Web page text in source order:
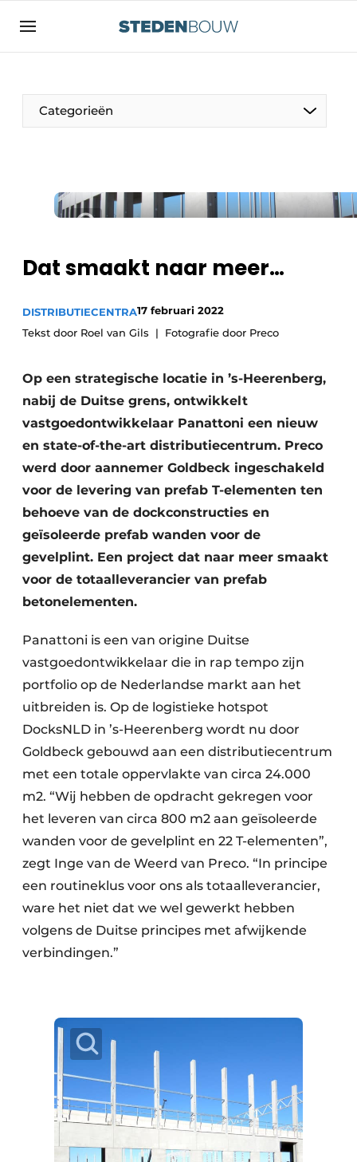
Aanmelden
asset
authlogoff logon
Direct contact
Home
Meest gelezen
Podcasts
Privacy / Cookie statement
storymetadata
Vacatures
Video’s
Categorieën
Woning- en utiliteitsbouw
Distributiecentra
Gevels, Daken & Daktuinen
Glas
Modulair bouwen
Dat smaakt naar meer…
DISTRIBUTIECENTRA17 februari 2022
Tekst door Roel van Gils
Fotografie door Preco
Op een strategische locatie in ’s-Heerenberg,
nabij de Duitse grens, ontwikkelt
vastgoedontwikkelaar Panattoni een nieuw
en state-of-the-art distributiecentrum. Preco
werd door aannemer Goldbeck ingeschakeld
voor de levering van prefab T-elementen ten
behoeve van de dockconstructies en
geïsoleerde prefab wanden voor de
gevelplint. Een project dat naar meer smaakt
voor de totaalleverancier van prefab
betonelementen.
Panattoni is een van origine Duitse
vastgoedontwikkelaar die in rap tempo zijn
portfolio op de Nederlandse markt aan het
uitbreiden is. Op de logistieke hotspot
DocksNLD in ’s-Heerenberg wordt nu door
Goldbeck gebouwd aan een distributiecentrum
met een totale oppervlakte van circa 24.000
m2. “Wij hebben de opdracht gekregen voor
het leveren van circa 800 m2 aan geïsoleerde
wanden voor de gevelplint en 22 T-elementen”,
zegt Inge van de Weerd van Preco. “In principe
een routineklus voor ons als totaalleverancier,
ware het niet dat we wel gewerkt hebben
volgens de Duitse principes met afwijkende
verbindingen.”